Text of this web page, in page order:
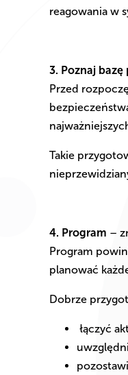
reagowania w
3. Poznaj
Przed
Takie
4. Program –
Program
planować
Dobrze
łączyć